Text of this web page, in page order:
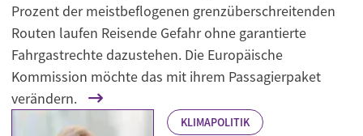
Prozent der meistbeflogenen grenzüberschreitenden
Routen laufen Reisende Gefahr ohne garantierte
Fahrgastrechte dazustehen. Die Europäische
Kommission möchte das mit ihrem Passagierpaket
verändern.
KLIMAPOLITIK